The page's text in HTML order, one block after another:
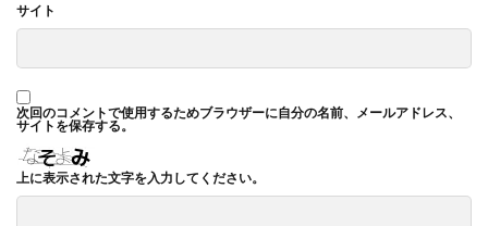
サイト
次回のコメントで使用するためブラウザーに自分の名前、メールアドレス、
サイトを保存する。
上に表示された文字を入力してください。